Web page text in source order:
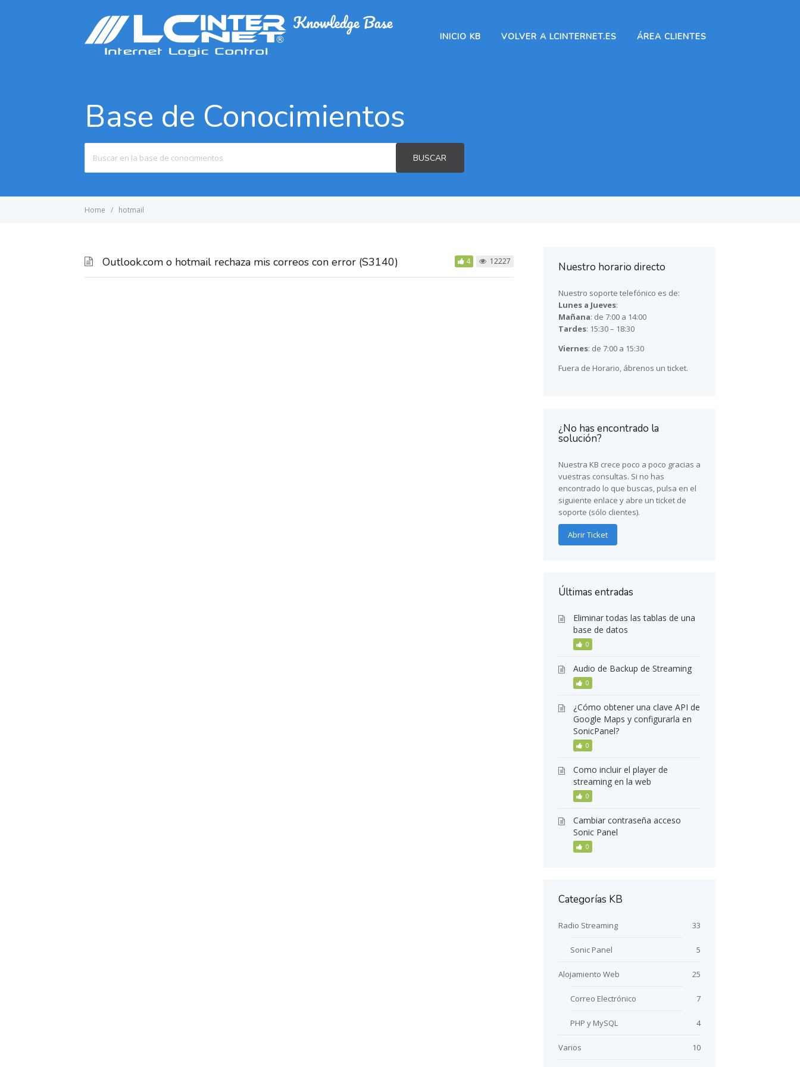
INICIO KB VOLVER A LCINTERNET.ES ÁREA CLIENTES
Base de Conocimientos
For
BUSCAR
Home hotmail
Outlook.com o hotmail rechaza mis correos con error (S3140) 4 12227 Nuestro horario directo
Nuestro soporte telefónico es de:
Lunes a Jueves:
Mañana: de 7:00 a 14:00
Tardes: 15:30 – 18:30
Viernes: de 7:00 a 15:30
Fuera de Horario, ábrenos un ticket.
¿No has encontrado la
solución?
Nuestra KB crece poco a poco gracias a
vuestras consultas. Si no has
encontrado lo que buscas, pulsa en el
siguiente enlace y abre un ticket de
soporte (sólo clientes).
Abrir Ticket
Últimas entradas
Eliminar todas las tablas de una
base de datos
0
Audio de Backup de Streaming
0
¿Cómo obtener una clave API de
Google Maps y configurarla en
SonicPanel?
0
Como incluir el player de
streaming en la web
0
Cambiar contraseña acceso
Sonic Panel
0
Categorías KB
Radio Streaming 33
Sonic Panel 5
Alojamiento Web 25
Correo Electrónico 7
PHP y MySQL 4
Varios 10